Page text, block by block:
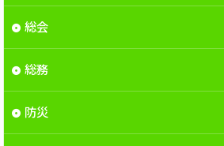
総会
総務
防災